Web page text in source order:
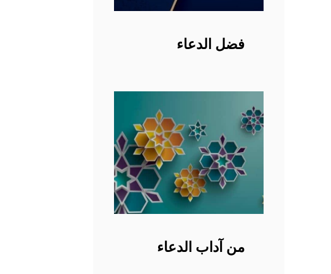
فضل الدعاء
من آداب الدعاء